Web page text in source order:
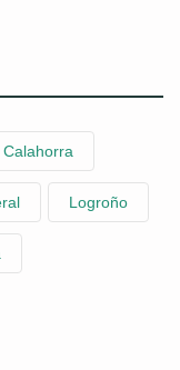
Calahorra
Logroño